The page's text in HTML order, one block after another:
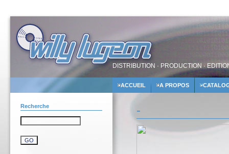
DISTRIBUTION · PRODUCTION ·
ACCUEIL A PROPOS
Recherche -